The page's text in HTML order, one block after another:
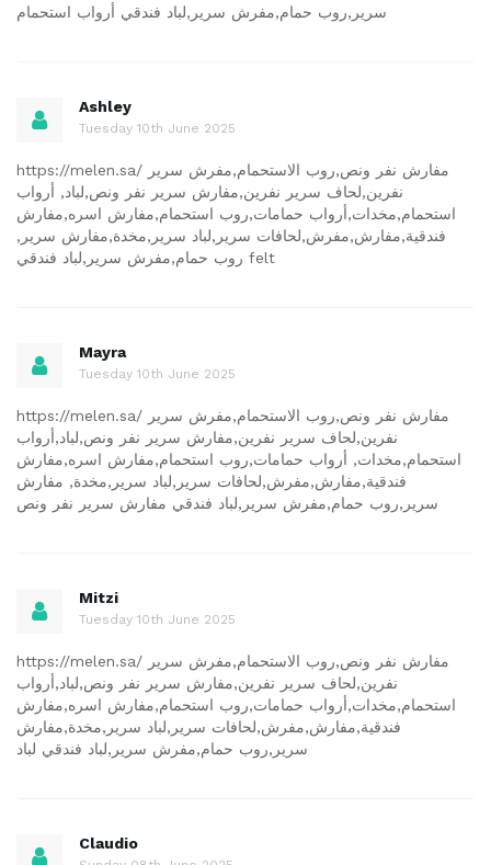
سرير,روب حمام,مفرش سرير,لباد فندقي أرواب استحمام
Ashley
Tuesday 10th June 2025
https://melen.sa/ مفارش نفر ونص,روب الاستحمام,مفرش سرير
نفرين,لحاف سرير نفرين,مفارش سرير نفر ونص,لباد, أرواب
استحمام,مخدات,أرواب حمامات,روب استحمام,مفارش اسره,مفارش
فندقية,مفارش,مفرش,لحافات سرير,لباد سرير,مخدة,مفارش سرير,
روب حمام,مفرش سرير,لباد فندقي felt
Mayra
Tuesday 10th June 2025
https://melen.sa/ مفارش نفر ونص,روب الاستحمام,مفرش سرير
نفرين,لحاف سرير نفرين,مفارش سرير نفر ونص,لباد,أرواب
استحمام,مخدات, أرواب حمامات,روب استحمام,مفارش اسره,مفارش
فندقية,مفارش,مفرش,لحافات سرير,لباد سرير,مخدة, مفارش
سرير,روب حمام,مفرش سرير,لباد فندقي مفارش سرير نفر ونص
Mitzi
Tuesday 10th June 2025
https://melen.sa/ مفارش نفر ونص,روب الاستحمام,مفرش سرير
نفرين,لحاف سرير نفرين,مفارش سرير نفر ونص,لباد,أرواب
استحمام,مخدات,أرواب حمامات,روب استحمام,مفارش اسره,مفارش
فندقية,مفارش,مفرش,لحافات سرير,لباد سرير,مخدة,مفارش
سرير,روب حمام,مفرش سرير,لباد فندقي لباد
Claudio